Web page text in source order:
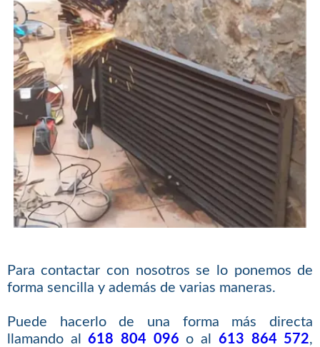
Para contactar con nosotros se lo ponemos de
forma sencilla y además de varias maneras.
Puede hacerlo de una forma más directa
llamando al618 804 096 o al 613 864 572,